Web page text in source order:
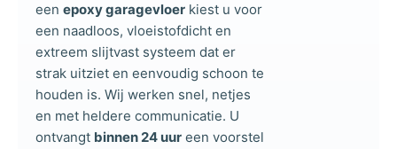
een epoxy garagevloer kiest u voor
een naadloos, vloeistofdicht en
extreem slijtvast systeem dat er
strak uitziet en eenvoudig schoon te
houden is. Wij werken snel, netjes
en met heldere communicatie. U
ontvangt binnen 24 uur een voorstel